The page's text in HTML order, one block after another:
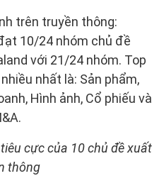
trên truyền thông:
10/24 nhóm chủ đề
với 21/24 nhóm. Top
nhất là: Sản phẩm,
Hình ảnh, Cổ phiếu và
cực của 10 chủ đề xuất
thông